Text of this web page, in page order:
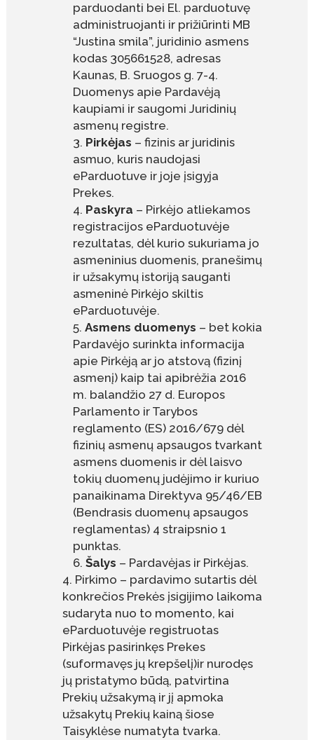
parduodanti bei El. parduotuvę
administruojanti ir prižiūrinti MB
“Justina smila”, juridinio asmens
kodas 305661528, adresas
Kaunas, B. Sruogos g. 7-4.
Duomenys apie Pardavėją
kaupiami ir saugomi Juridinių
asmenų registre.
Pirkėjas – fizinis ar juridinis
asmuo, kuris naudojasi
eParduotuve ir joje įsigyja
Prekes.
Paskyra – Pirkėjo atliekamos
registracijos eParduotuvėje
rezultatas, dėl kurio sukuriama jo
asmeninius duomenis, pranešimų
ir užsakymų istoriją sauganti
asmeninė Pirkėjo skiltis
eParduotuvėje.
Asmens duomenys – bet kokia
Pardavėjo surinkta informacija
apie Pirkėją ar jo atstovą (fizinį
asmenį) kaip tai apibrėžia 2016
m. balandžio 27 d. Europos
Parlamento ir Tarybos
reglamento (ES) 2016/679 dėl
fizinių asmenų apsaugos tvarkant
asmens duomenis ir dėl laisvo
tokių duomenų judėjimo ir kuriuo
panaikinama Direktyva 95/46/EB
(Bendrasis duomenų apsaugos
reglamentas) 4 straipsnio 1
punktas.
Šalys – Pardavėjas ir Pirkėjas.
Pirkimo – pardavimo sutartis dėl
konkrečios Prekės įsigijimo laikoma
sudaryta nuo to momento, kai
eParduotuvėje registruotas
Pirkėjas pasirinkęs Prekes
(suformavęs jų krepšelį)‌ir nurodęs
jų pristatymo būdą, patvirtina
Prekių užsakymą ir jį apmoka
užsakytų Prekių kainą šiose
Taisyklėse numatyta tvarka.